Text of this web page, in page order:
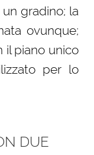
gradino; la
ovunque;
il piano unico
per lo
DUE